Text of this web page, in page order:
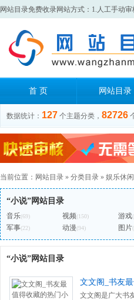
网站目录免费收录网站方式：1.人工手动
首 页 网站目录
数据统计： 127 个主题分类， 82726
当前位置： 网站目录 » 分类目录 » 娱乐休闲
“小说”网站目录
音乐(69) 视频(150) 游戏
军事(22) 动漫(94) 图片
“小说”网站目录
文文阁_书友
文文阁是广大书